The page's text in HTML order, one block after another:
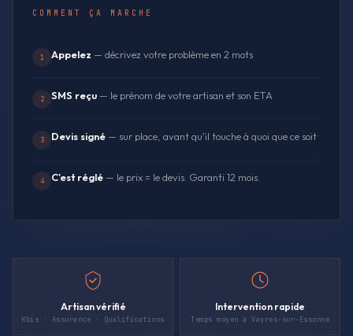
COMMENT ÇA MARCHE
1 Appelez — décrivez votre problème en 2 mots
2 SMS reçu — le prénom de votre artisan et son ETA
3 Devis signé — sur place, avant qu'il touche à quoi que ce soit
4 C'est réglé — le prix = le devis. Garanti 12 mois.
Artisan vérifié
Kbis · Assurance · Qualifications
Intervention rapide
Temps moyen à Vayres-sur-Essonne